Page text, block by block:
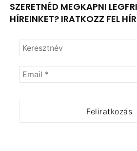
SZERETNÉD MEGKAPNI
HÍREINKET? IRATKOZZ FEL